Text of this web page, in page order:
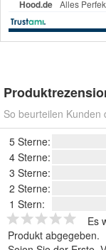
So beurteilen Kunden
5 Sterne:
4 Sterne:
3 Sterne:
2 Sterne:
1 Stern:
Es
Produkt abgegeben.